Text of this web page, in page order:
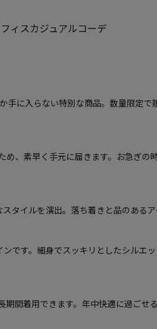
ィスカジュアルコーデ
手に入らない特別な商品。数量限定で
め、素早く手元に届きます。お急ぎの
タイルを演出。落ち着きと品のあるア
です。細身でスッキリとしたシルエ
期間着用できます。年中快適に過ごせ